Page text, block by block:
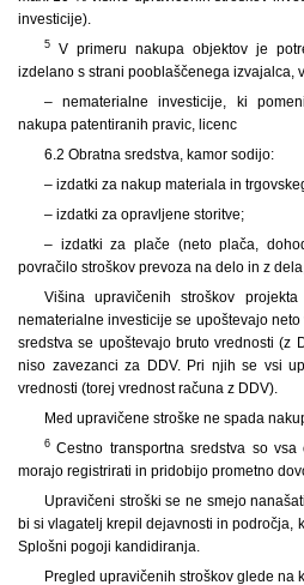
investicije).
5V primeru nakupa objektov je
izdelano s strani pooblaščenega izvajalca,
– nematerialne investicije, ki
nakupa patentiranih pravic, licenc
6.2 Obratna sredstva, kamor sodijo:
– izdatki za nakup materiala in
– izdatki za opravljene storitve;
– izdatki za plače (neto plača,
povračilo stroškov prevoza na delo in z
Višina upravičenih stroškov
nematerialne investicije se upoštevajo
sredstva se upoštevajo bruto vrednosti (z
niso zavezanci za DDV. Pri njih se vsi
vrednosti (torej vrednost računa z DDV).
Med upravičene stroške ne spada
6Cestno transportna sredstva so vsa
morajo registrirati in pridobijo prometno
Upravičeni stroški se ne smejo
bi si vlagatelj krepil dejavnosti in področja,
Splošni pogoji kandidiranja.
Pregled upravičenih stroškov glede na